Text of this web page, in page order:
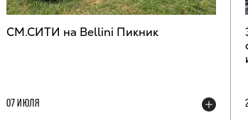
СМ.СИТИ на Bellini Пикник
07 ИЮЛЯ